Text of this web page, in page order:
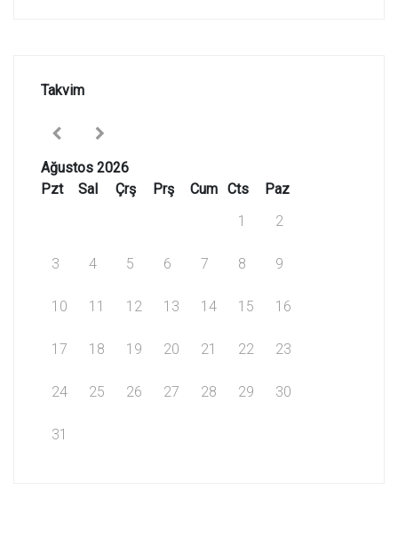
Takvim
Ağustos 2026
Pzt
Sal Çrş Prş Cum Cts
Paz
1
2
3 4 5 6 7 8 9
10 11 12 13 14 15 16
17 18 19 20 21 22 23
24 25 26 27 28 29 30
31